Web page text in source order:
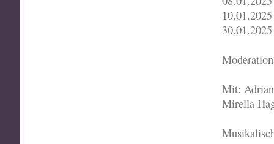
10.01.2025
30.01.2025
Mit:
Mirella